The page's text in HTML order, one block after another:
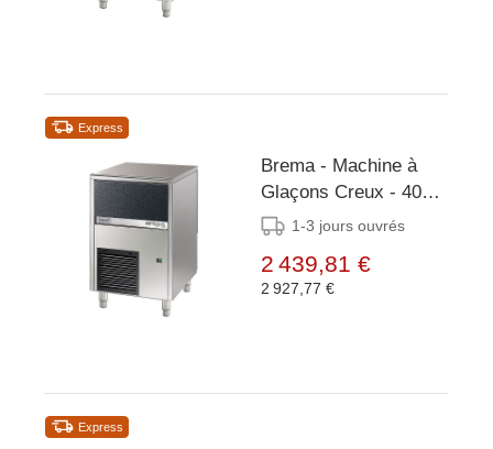
Express
Brema - Machine à
Glaçons Creux - 40
kg/24h - Réserve 15kg
1-3 jours ouvrés
2 439,81 €
2 927,77 €
Express